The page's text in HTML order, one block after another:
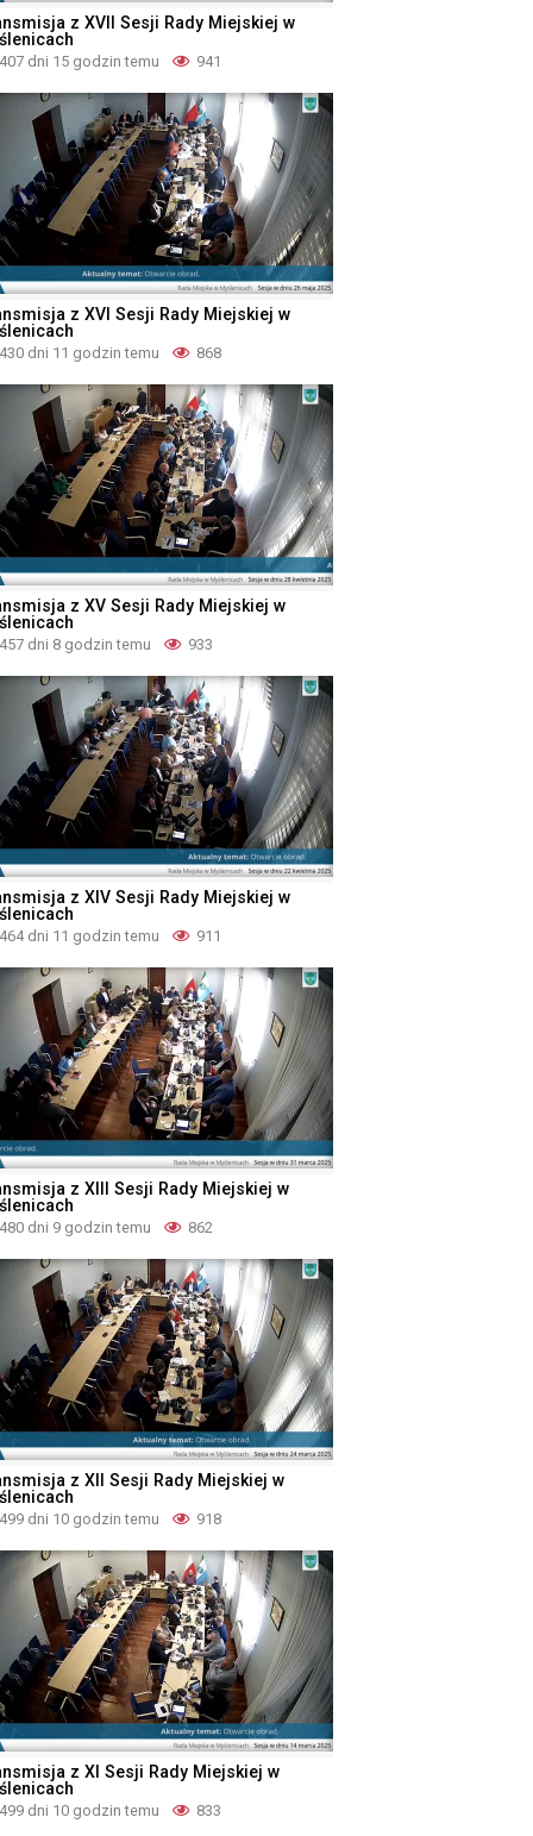
z XVII Sesji Rady Miejskiej w
407 dni 15 godzin temu 941
z XVI Sesji Rady Miejskiej w
430 dni 11 godzin temu 868
z XV Sesji Rady Miejskiej w
457 dni 8 godzin temu 933
z XIV Sesji Rady Miejskiej w
464 dni 11 godzin temu 911
z XIII Sesji Rady Miejskiej w
480 dni 9 godzin temu 862
z XII Sesji Rady Miejskiej w
499 dni 10 godzin temu 918
z XI Sesji Rady Miejskiej w
499 dni 10 godzin temu 833